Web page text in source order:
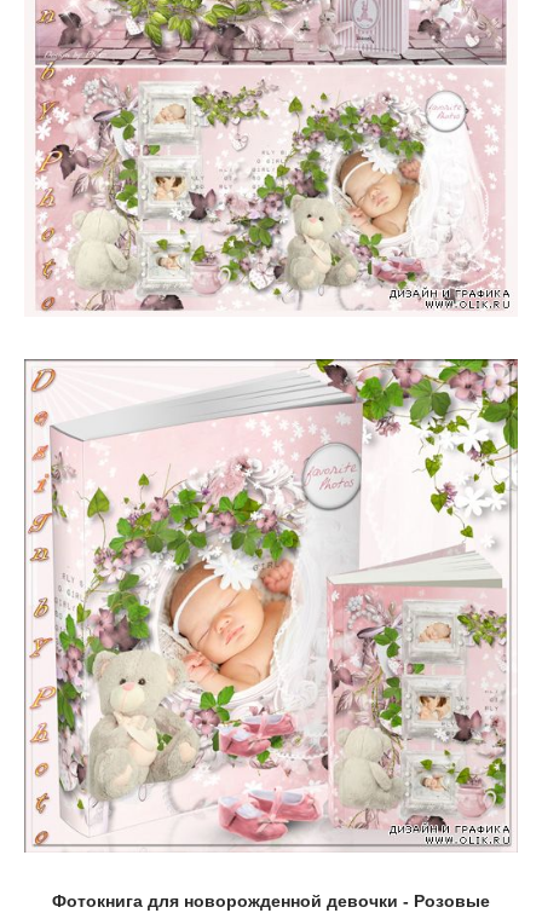
Фотокнига для новорожденной девочки - Розовые